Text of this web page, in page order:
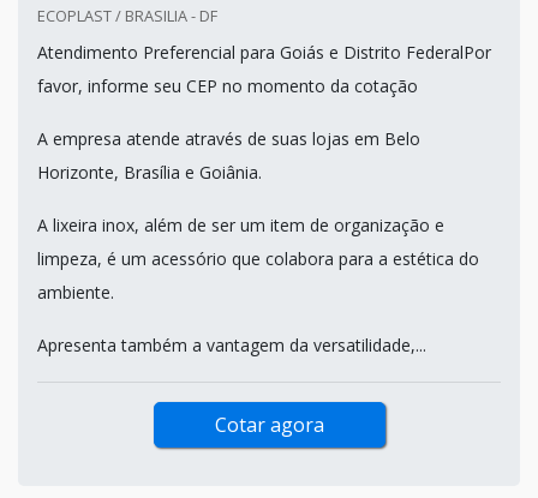
ECOPLAST / BRASILIA - DF
Atendimento Preferencial para Goiás e Distrito FederalPor
favor, informe seu CEP no momento da cotação
A empresa atende através de suas lojas em Belo
Horizonte, Brasília e Goiânia.
A lixeira inox, além de ser um item de organização e
limpeza, é um acessório que colabora para a estética do
ambiente.
Apresenta também a vantagem da versatilidade,...
Cotar agora